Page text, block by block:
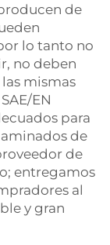
de
lo tanto no
no deben
mismas
EN
para
de
de
entregamos
al
y gran